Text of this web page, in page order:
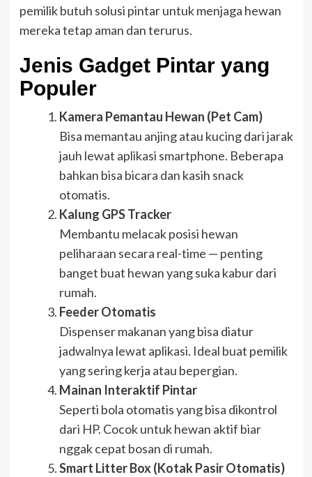
pemilik butuh solusi pintar untuk menjaga hewan
mereka tetap aman dan terurus.
Jenis Gadget Pintar yang
Populer
Kamera Pemantau Hewan (Pet Cam)
Bisa memantau anjing atau kucing dari jarak
jauh lewat aplikasi smartphone. Beberapa
bahkan bisa bicara dan kasih snack
otomatis.
Kalung GPS Tracker
Membantu melacak posisi hewan
peliharaan secara real-time — penting
banget buat hewan yang suka kabur dari
rumah.
Feeder Otomatis
Dispenser makanan yang bisa diatur
jadwalnya lewat aplikasi. Ideal buat pemilik
yang sering kerja atau bepergian.
Mainan Interaktif Pintar
Seperti bola otomatis yang bisa dikontrol
dari HP. Cocok untuk hewan aktif biar
nggak cepat bosan di rumah.
Smart Litter Box (Kotak Pasir Otomatis)